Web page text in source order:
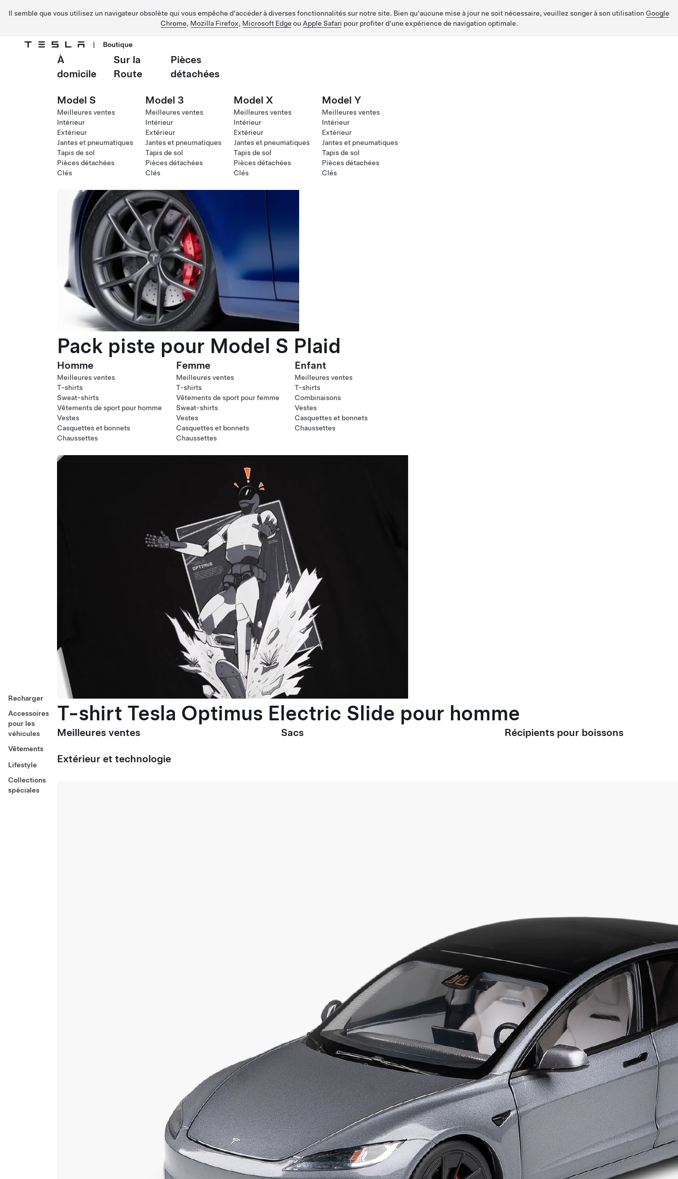
Il semble que vous utilisez un navigateur obsolète qui vous empêche d'accéder à diverses fonctionnalités sur notre site. Bien qu'aucune mise à jour ne soit nécessaire, veuillez songer à son utilisation Google
Chrome, Mozilla Firefox, Microsoft Edge ou Apple Safari pour profiter d'une expérience de navigation optimale.
Passer au contenu principal
| Boutique
Recharger
Accessoires
pour les
véhicules
Vêtements
Lifestyle
Collections
spéciales
À
domicile
Sur la
Route
Pièces
détachées
Model S
Meilleures ventes
Intérieur
Extérieur
Jantes et pneumatiques
Tapis de sol
Pièces détachées
Clés
Model 3
Meilleures ventes
Intérieur
Extérieur
Jantes et pneumatiques
Tapis de sol
Pièces détachées
Clés
Model X
Meilleures ventes
Intérieur
Extérieur
Jantes et pneumatiques
Tapis de sol
Pièces détachées
Clés
Model Y
Meilleures ventes
Intérieur
Extérieur
Jantes et pneumatiques
Tapis de sol
Pièces détachées
Clés
Pack piste pour Model S Plaid
Homme
Meilleures ventes
T-shirts
Sweat-shirts
Vêtements de sport pour homme
Vestes
Casquettes et bonnets
Chaussettes
Femme
Meilleures ventes
T-shirts
Vêtements de sport pour femme
Sweat-shirts
Vestes
Casquettes et bonnets
Chaussettes
Enfant
Meilleures ventes
T-shirts
Combinaisons
Vestes
Casquettes et bonnets
Chaussettes
T-shirt Tesla Optimus Electric Slide pour homme
Meilleures ventes Sacs Récipients pour boissons
Extérieur et technologie